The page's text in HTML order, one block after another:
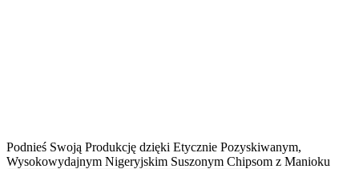
Podnieś Swoją Produkcję dzięki Etycznie Pozyskiwanym,
Wysokowydajnym Nigeryjskim Suszonym Chipsom z Manioku